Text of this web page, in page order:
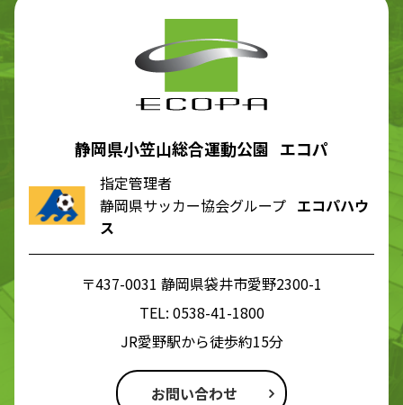
静岡県小笠山総合運動公園 エコパ
指定管理者
静岡県サッカー協会グループ エコパハウ
ス
〒437-0031 静岡県袋井市愛野2300-1
TEL: 0538-41-1800
JR愛野駅から徒歩約15分
お問い合わせ